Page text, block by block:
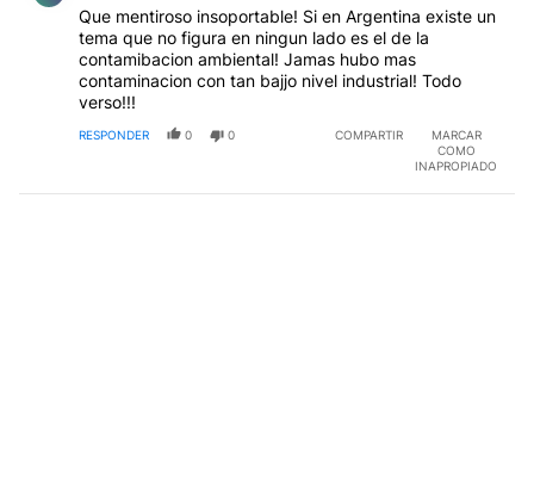
Que mentiroso insoportable! Si en Argentina existe un
tema que no figura en ningun lado es el de la
contamibacion ambiental! Jamas hubo mas
contaminacion con tan bajjo nivel industrial! Todo
verso!!!
RESPONDER 0 0 COMPARTIR
MARCAR
COMO
INAPROPIADO